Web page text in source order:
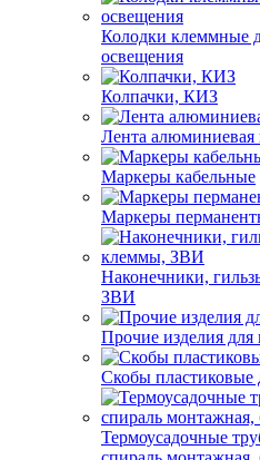
Колодки клеммные
освещения
Колпачки, КИЗ
Лента алюминиевая
Маркеры кабельные
Маркеры
Наконечники,
ЗВИ
Прочие изделия для
Скобы пластиковые
Термоусадочные